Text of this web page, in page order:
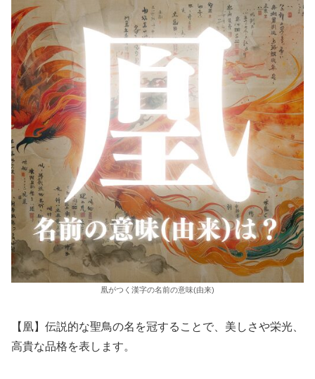
凰がつく漢字の名前の意味(由来)
【凰】伝説的な聖鳥の名を冠することで、美しさや栄光、
高貴な品格を表します。